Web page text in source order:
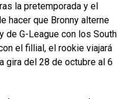
la pretemporada y el
hacer que Bronny alterne
de G-League con los South
el fillial, el rookie viajará
gira del 28 de octubre al 6